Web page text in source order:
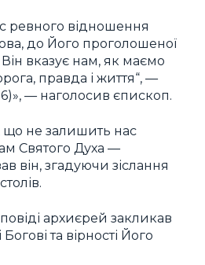
ревного відношення
до Його проголошеної
вказує нам, як маємо
правда і життя“, —
6)», — наголосив єпископ.
що не залишить нас
Святого Духа —
він, згадуючи зіслання
архиєрей закликав
та вірності Його